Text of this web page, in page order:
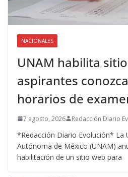
NACIONALES
UNAM habilita
aspirantes
horarios de
7 agosto, 2026 Redacción Diario
*Redacción Diario Evolución* La
Autónoma de México (UNAM)
habilitación de un sitio web para